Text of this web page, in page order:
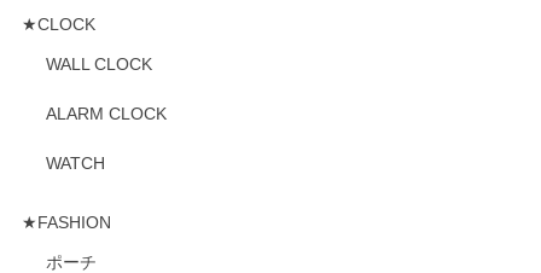
★CLOCK
WALL CLOCK
ALARM CLOCK
WATCH
★FASHION
ポーチ